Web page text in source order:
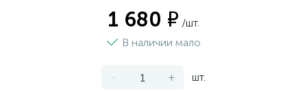
1 680 ₽ /шт.
В наличии мало
- + шт.